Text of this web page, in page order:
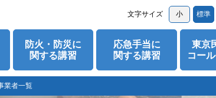
文字サイズ 小 標準
防火・防災に
関する講習
応急手当に
関する講習
東京
コー
業者一覧